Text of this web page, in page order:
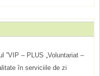
”VIP – PLUS „Voluntariat –
în serviciile de zi